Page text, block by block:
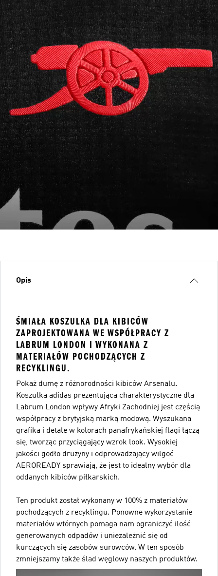
Opis
ŚMIAŁA KOSZULKA DLA KIBICÓW
ZAPROJEKTOWANA WE WSPÓŁPRACY Z
LABRUM LONDON I WYKONANA Z
MATERIAŁÓW POCHODZĄCYCH Z
RECYKLINGU.
Pokaż dumę z różnorodności kibiców Arsenalu.
Koszulka adidas prezentująca charakterystyczne dla
Labrum London wpływy Afryki Zachodniej jest częścią
współpracy z brytyjską marką modową. Wyszukana
grafika i detale w kolorach panafrykańskiej flagi łączą
się, tworząc przyciągający wzrok look. Wysokiej
jakości godło drużyny i odprowadzający wilgoć
AEROREADY sprawiają, że jest to idealny wybór dla
oddanych kibiców piłkarskich.
Ten produkt został wykonany w 100% z materiałów
pochodzących z recyklingu. Ponowne wykorzystanie
materiałów wtórnych pomaga nam ograniczyć ilość
generowanych odpadów i uniezależnić się od
kurczących się zasobów surowców. W ten sposób
zmniejszamy także ślad węglowy naszych produktów.